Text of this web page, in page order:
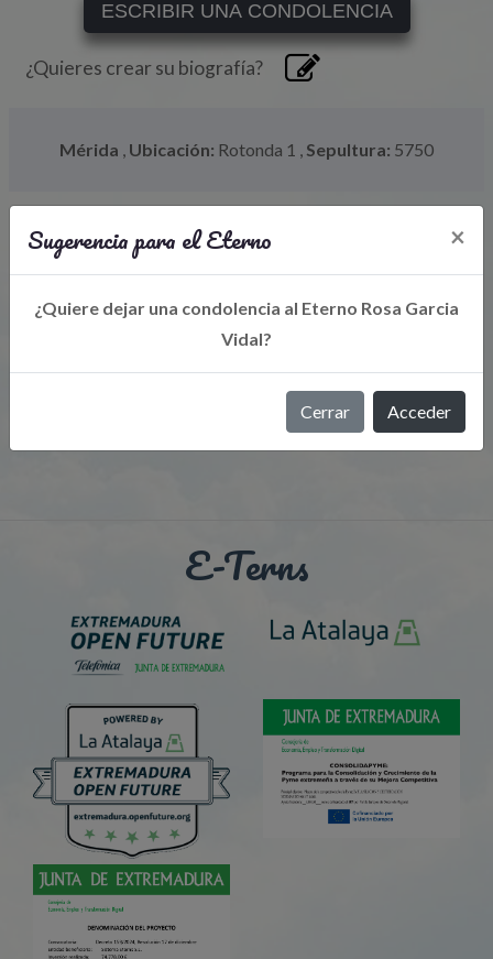
ESCRIBIR UNA CONDOLENCIA
¿Quieres crear su biografía?
Mérida , Ubicación: Rotonda 1 , Sepultura: 5750
Libro de Eterno
Sugerencia para el Eterno ×
¿Quiere dejar una condolencia al Eterno Rosa Garcia
Vidal?
Cerrar Acceder
E-Terns